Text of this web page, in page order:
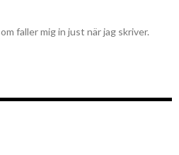
faller mig in just när jag skriver.